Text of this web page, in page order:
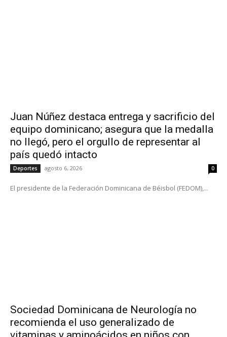
Juan Núñez destaca entrega y sacrificio del
equipo dominicano; asegura que la medalla
no llegó, pero el orgullo de representar al
país quedó intacto
Deportes agosto 6, 2026 0
El presidente de la Federación Dominicana de Béisbol (FEDOM),...
Sociedad Dominicana de Neurología no
recomienda el uso generalizado de